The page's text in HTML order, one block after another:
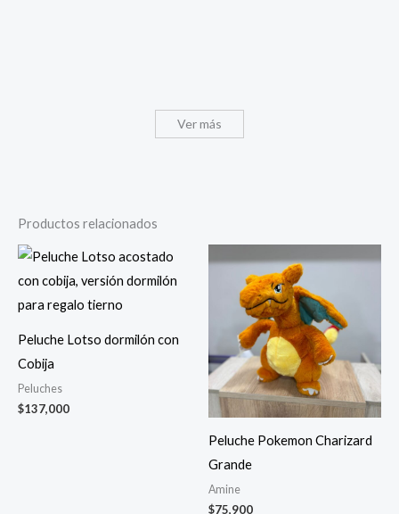
Ver más
Productos relacionados
Peluche Lotso dormilón con
Cobija
Peluches
$137,000
Peluche Pokemon Charizard
Grande
Amine
$75,900